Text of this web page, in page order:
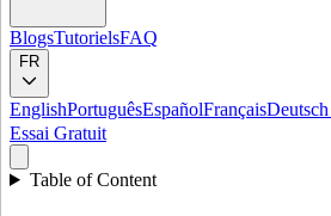
BlogsTutorielsFAQ
FR
EnglishPortuguêsEspañolFrançaisDeutsch
Essai Gratuit
Table of Content